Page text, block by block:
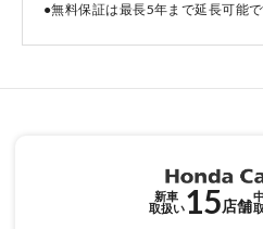
●無料保証は最長5年まで延長可能で
新車
取扱い15店舗